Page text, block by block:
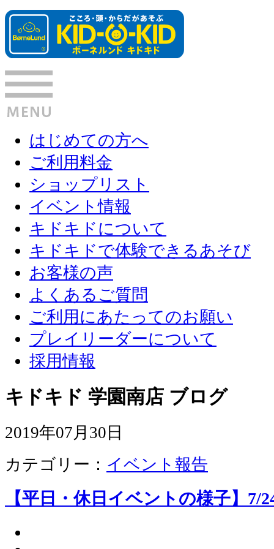
はじめての方へ
ご利用料金
ショップリスト
イベント情報
キドキドについて
キドキドで体験できるあそび
お客様の声
よくあるご質問
ご利用にあたってのお願い
プレイリーダーについて
採用情報
キドキド 学園南店 ブログ
2019年07月30日
カテゴリー： イベント報告
【平日・休日イベントの様子】7/